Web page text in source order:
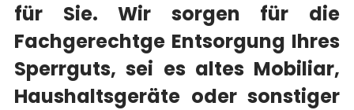
für Sie. Wir sorgen für die
Fachgerechtge Entsorgung Ihres
Sperrguts, sei es altes Mobiliar,
Haushaltsgeräte oder sonstiger